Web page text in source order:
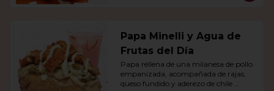
Papa Minelli y Agua de
Frutas del Día
Papa rellena de una milanesa de pollo
empanizada, acompañada de rajas,
queso fundido y aderezo de chile